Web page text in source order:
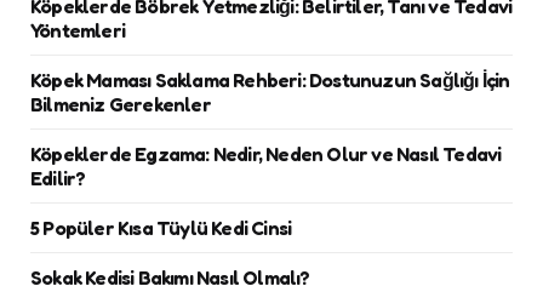
Köpeklerde Böbrek Yetmezliği: Belirtiler, Tanı ve Tedavi
Yöntemleri
Köpek Maması Saklama Rehberi: Dostunuzun Sağlığı İçin
Bilmeniz Gerekenler
Köpeklerde Egzama: Nedir, Neden Olur ve Nasıl Tedavi
Edilir?
5 Popüler Kısa Tüylü Kedi Cinsi
Sokak Kedisi Bakımı Nasıl Olmalı?